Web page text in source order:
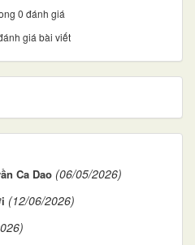
0 đánh giá
giá bài viết
Ca Dao (06/05/2026)
(12/06/2026)